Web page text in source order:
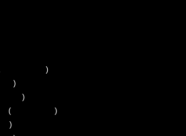
)
)
)
(
)
)